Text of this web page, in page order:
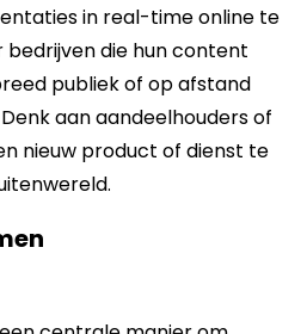
in real-time online te
bedrijven die hun content
publiek of op afstand
aan aandeelhouders of
nieuw product of dienst te